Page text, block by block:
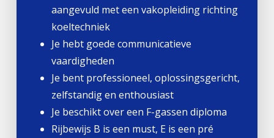
aangevuld met een vakopleiding richting
koeltechniek
Je hebt goede communicatieve
vaardigheden
Je bent professioneel, oplossingsgericht,
zelfstandig en enthousiast
Je beschikt over een F-gassen diploma
Rijbewijs B is een must, E is een pré